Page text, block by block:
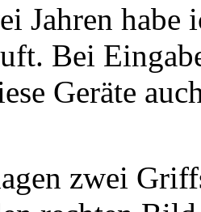
Jahren
Bei
Geräte
zwei